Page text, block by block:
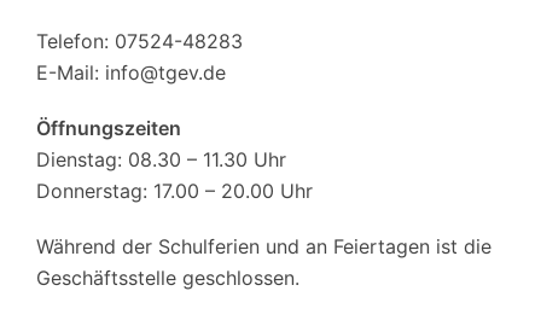
Telefon: 07524-48283
E-Mail: info@tgev.de
Öffnungszeiten
Dienstag: 08.30 – 11.30 Uhr
Donnerstag: 17.00 – 20.00 Uhr
Während der Schulferien und an Feiertagen ist die
Geschäftsstelle geschlossen.